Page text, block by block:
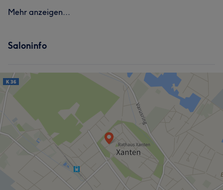
Mehr anzeigen...
Saloninfo